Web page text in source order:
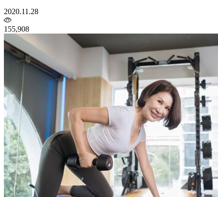
2020.11.28
155,908